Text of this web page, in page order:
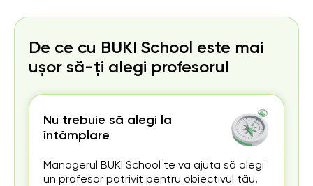
De ce cu BUKI School este mai
ușor să-ți alegi profesorul
Nu trebuie să alegi la
întâmplare
Managerul BUKI School te va ajuta să alegi
un profesor potrivit pentru obiectivul tău,